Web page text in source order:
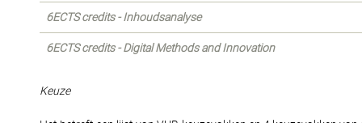
6ECTS credits - Inhoudsanalyse
6ECTS credits - Digital Methods and Innovation
Keuze